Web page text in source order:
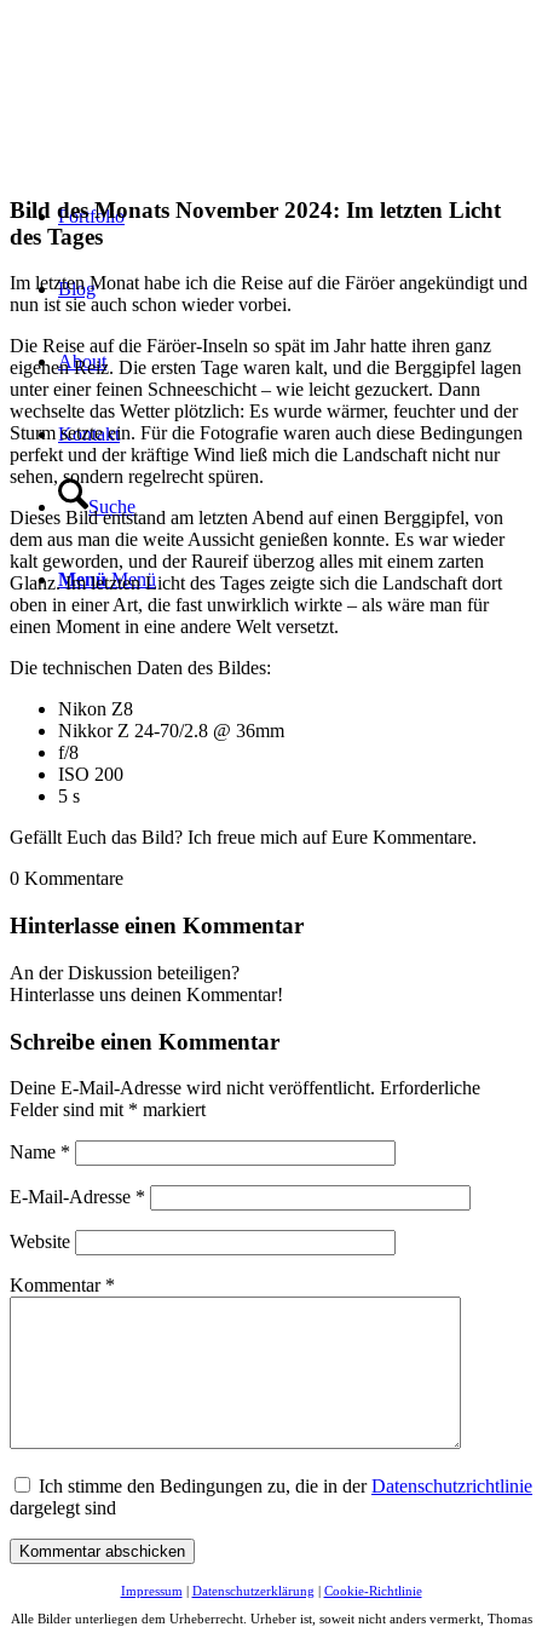
Portfolio
Blog
About
Kontakt
Suche
Menü Menü
Bild des Monats November 2024: Im letzten Licht
des Tages
Im letzten Monat habe ich die Reise auf die Färöer angekündigt und
nun ist sie auch schon wieder vorbei.
Die Reise auf die Färöer-Inseln so spät im Jahr hatte ihren ganz
eigenen Reiz. Die ersten Tage waren kalt, und die Berggipfel lagen
unter einer feinen Schneeschicht – wie leicht gezuckert. Dann
wechselte das Wetter plötzlich: Es wurde wärmer, feuchter und der
Sturm setzte ein. Für die Fotografie waren auch diese Bedingungen
perfekt und der kräftige Wind ließ mich die Landschaft nicht nur
sehen, sondern regelrecht spüren.
Dieses Bild entstand am letzten Abend auf einen Berggipfel, von
dem aus man die weite Aussicht genießen konnte. Es war wieder
kalt geworden, und der Raureif überzog alles mit einem zarten
Glanz. Im letzten Licht des Tages zeigte sich die Landschaft dort
oben in einer Art, die fast unwirklich wirkte – als wäre man für
einen Moment in eine andere Welt versetzt.
Die technischen Daten des Bildes:
Nikon Z8
Nikkor Z 24-70/2.8 @ 36mm
f/8
ISO 200
5 s
Gefällt Euch das Bild? Ich freue mich auf Eure Kommentare.
0 Kommentare
Hinterlasse einen Kommentar
An der Diskussion beteiligen?
Hinterlasse uns deinen Kommentar!
Schreibe einen Kommentar
Deine E-Mail-Adresse wird nicht veröffentlicht. Erforderliche
Felder sind mit * markiert
Name *
E-Mail-Adresse *
Website
Kommentar *
Ich stimme den Bedingungen zu, die in derDatenschutzrichtlinie
dargelegt sind
Impressum Datenschutzerklärung
Cookie-Richtlinie
Alle Bilder unterliegen dem Urheberrecht. Urheber ist, soweit nicht anders vermerkt, Thomas